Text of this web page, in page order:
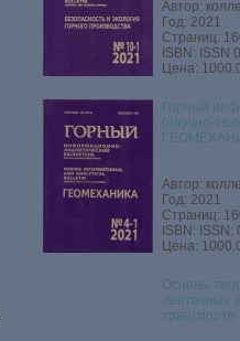
Автор:
Год: 2021
Страниц:
ISBN: ISSN
Цена:
Горный
(научно-
Автор:
Год: 2021
Страниц:
ISBN:
Цена:
Основы
ленточные
транспорте